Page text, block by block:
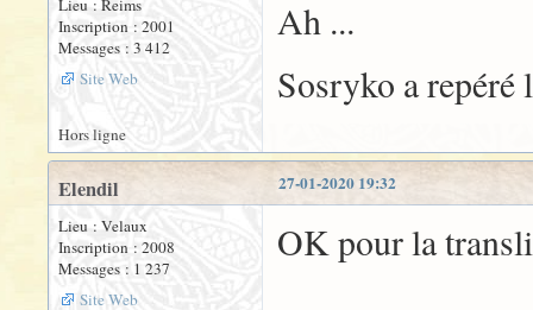
Inscription : 2001
Messages : 3 412
Site Web
Ah ...
Sosryko a repéré
Hors ligne
27-01-2020 19:32
Elendil
Lieu : Velaux
Inscription : 2008
Messages : 1 237
Site Web
OK pour la